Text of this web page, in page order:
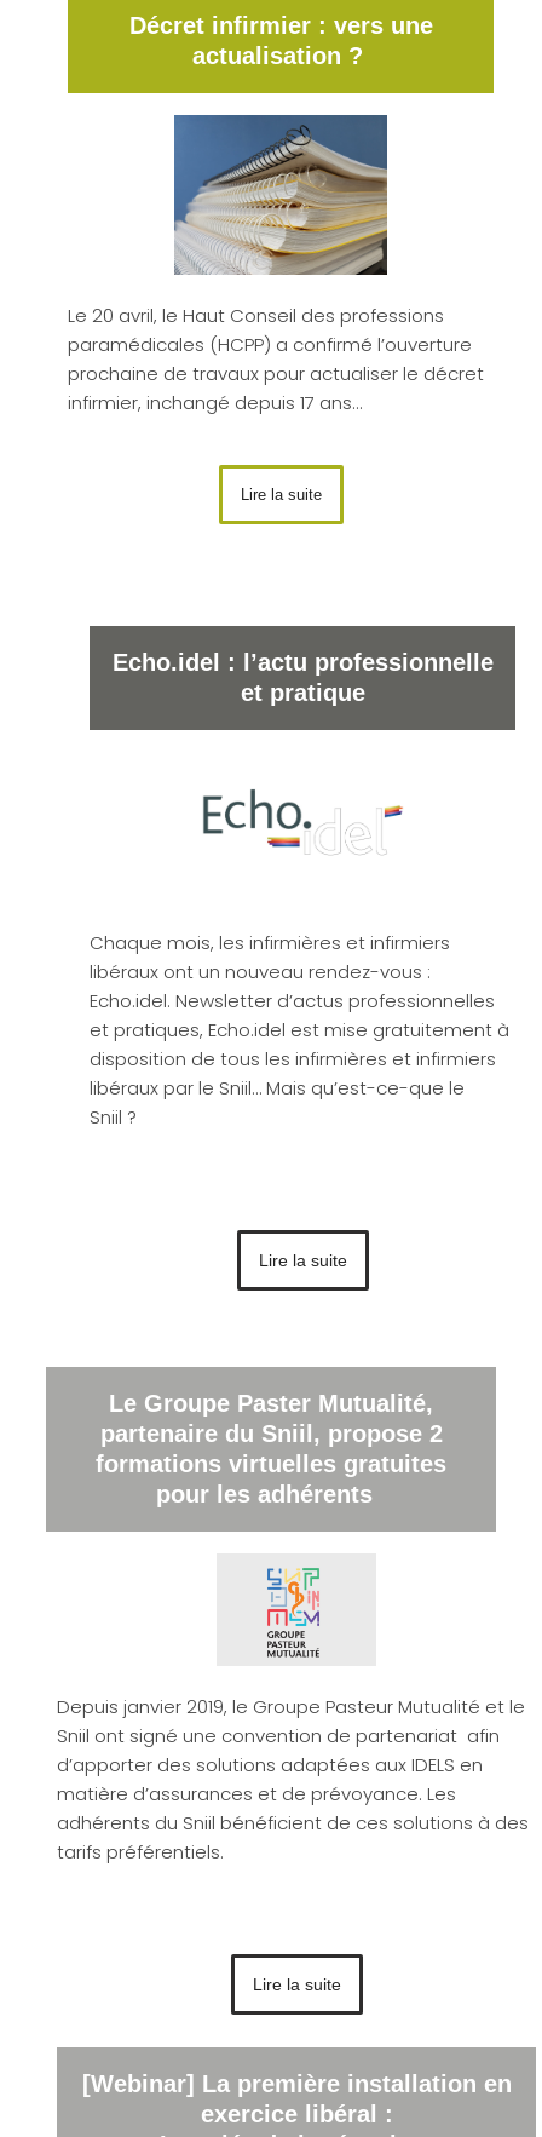
Décret infirmier : vers une
actualisation ?
Le 20 avril, le Haut Conseil des professions
paramédicales (HCPP) a confirmé l’ouverture
prochaine de travaux pour actualiser le décret
infirmier, inchangé depuis 17 ans…
Lire la suite
Echo.idel : l’actu professionnelle
et pratique
Chaque mois, les infirmières et infirmiers
libéraux ont un nouveau rendez-vous :
Echo.idel. Newsletter d’actus professionnelles
et pratiques, Echo.idel est mise gratuitement à
disposition de tous les infirmières et infirmiers
libéraux par le Sniil… Mais qu’est-ce-que le
Sniil ?
Lire la suite
Le Groupe Paster Mutualité,
partenaire du Sniil, propose 2
formations virtuelles gratuites
pour les adhérents
Depuis janvier 2019, le Groupe Pasteur Mutualité et le
Sniil ont signé une convention de partenariat afin
d’apporter des solutions adaptées aux IDELS en
matière d’assurances et de prévoyance. Les
adhérents du Sniil bénéficient de ces solutions à des
tarifs préférentiels.
Lire la suite
[Webinar] La première installation en
exercice libéral :